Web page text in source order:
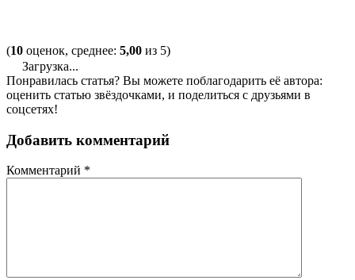
(10 оценок, среднее: 5,00 из 5)
Загрузка...
Понравилась статья? Вы можете поблагодарить её автора:
оценить статью звёздочками, и поделиться с друзьями в
соцсетях!
Добавить комментарий
Комментарий *